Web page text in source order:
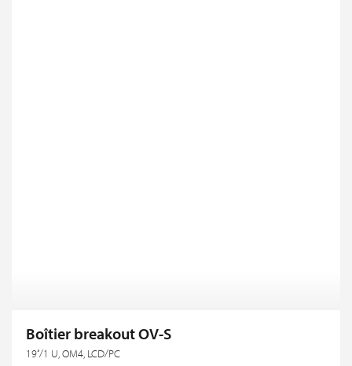
Boîtier breakout OV-S
19‘‘/1 U, OM4, LCD/PC